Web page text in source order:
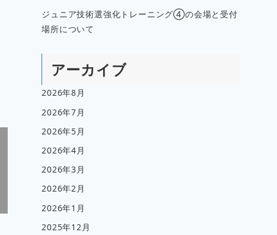
ジュニア技術選強化トレーニング④の会場と受付
場所について
アーカイブ
2026年8月
2026年7月
2026年5月
2026年4月
2026年3月
2026年2月
2026年1月
2025年12月